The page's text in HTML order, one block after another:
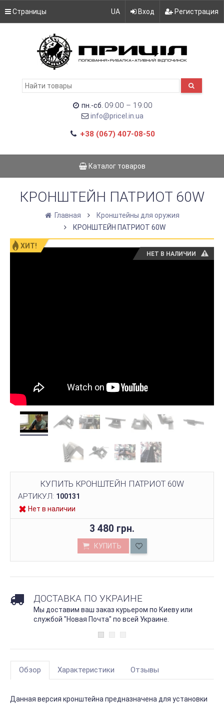
Страницы UA Вход Регистрация
пн.-сб. 09:00 – 19:00
info@pricel.in.ua
+38 (067) 407-08-50
Каталог товаров
КРОНШТЕЙН ПАТРИОТ 60W
Главная
Кронштейны для оружия
КРОНШТЕЙН ПАТРИОТ 60W
ХИТ!
НЕТ В НАЛИЧИИ
КУПИТЬ КРОНШТЕЙН ПАТРИОТ 60W
АРТИКУЛ: 100131
Нет в наличии
3 480 грн.
КУПИТЬ
ДОСТАВКА ПО УКРАИНЕ
Мы доставим ваш заказ курьером по Киеву или
службой "Новая Почта" по всей Украине.
Обзор Характеристики Отзывы
Данная версия кронштейна предназначена для установки